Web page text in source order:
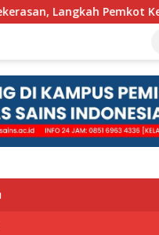
Pemkot Kediri Ciptakan